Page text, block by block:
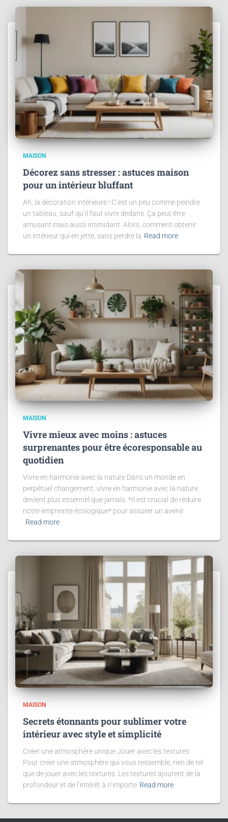
MAISON
Décorez sans stresser : astuces maison
pour un intérieur bluffant
Ah, la décoration intérieure ! C’est un peu comme peindre
un tableau, sauf qu’il faut vivre dedans. Ça peut être
amusant mais aussi intimidant. Alors, comment obtenir
un intérieur qui en jette, sans perdre la Read more
MAISON
Vivre mieux avec moins : astuces
surprenantes pour être écoresponsable au
quotidien
Vivre en harmonie avec la nature Dans un monde en
perpétuel changement, vivre en harmonie avec la nature
devient plus essentiel que jamais. *Il est crucial de réduire
notre empreinte écologique* pour assurer un avenir
Read more
MAISON
Secrets étonnants pour sublimer votre
intérieur avec style et simplicité
Créer une atmosphère unique Jouer avec les textures
Pour créer une atmosphère qui vous ressemble, rien de tel
que de jouer avec les textures. Les textures ajoutent de la
profondeur et de l’intérêt à n’importe Read more